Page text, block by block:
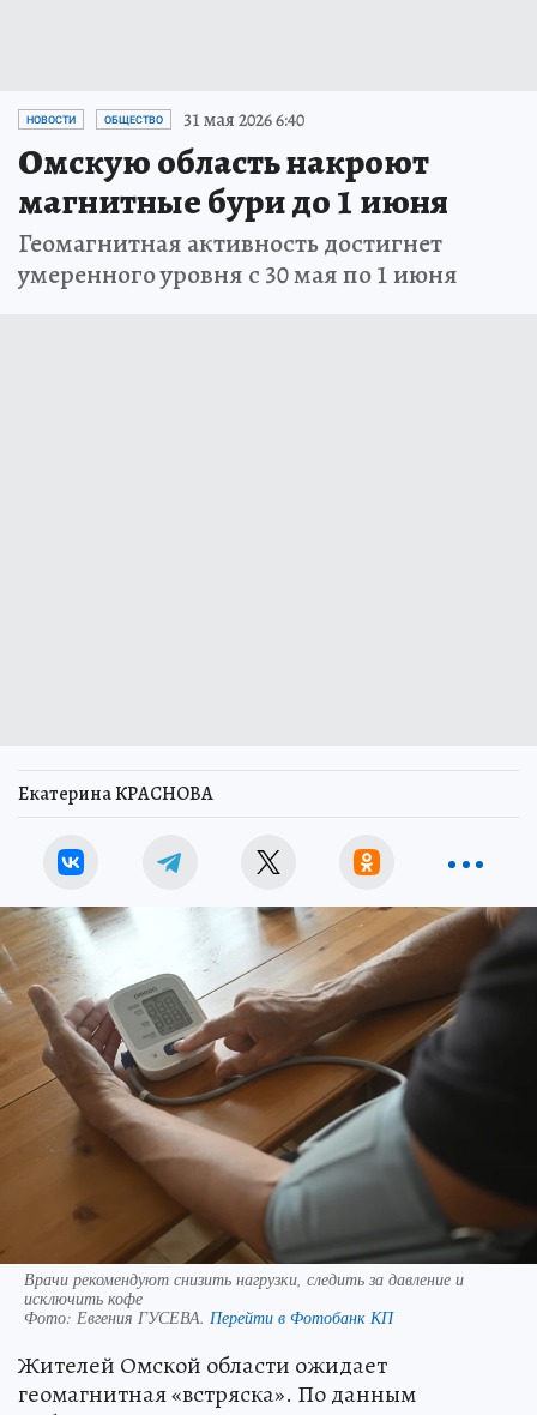
НОВОСТИ ОБЩЕСТВО 31 мая 2026 6:40
Омскую область накроют
магнитные бури до 1 июня
Геомагнитная активность достигнет
умеренного уровня с 30 мая по 1 июня
Екатерина КРАСНОВА
Врачи рекомендуют снизить нагрузки, следить за давление и
исключить кофе
Фото: Евгения ГУСЕВА. Перейти в Фотобанк КП
Жителей Омской области ожидает
геомагнитная «встряска». По данным